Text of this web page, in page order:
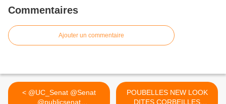
Commentaires
Ajouter un commentaire
< @UC_Senat @Senat
@publicsenat
POUBELLES NEW LOOK
DITES CORBEILLES